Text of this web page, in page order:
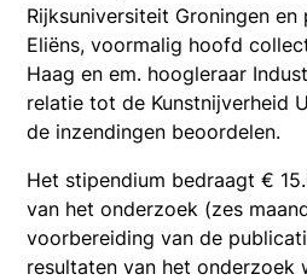
Rijksuniversiteit Groningen en
Eliëns, voormalig hoofd
Haag en em. hoogleraar
relatie tot de Kunstnijverheid
de inzendingen beoordelen.
Het stipendium bedraagt €
van het onderzoek (zes
voorbereiding van de
resultaten van het onderzoek